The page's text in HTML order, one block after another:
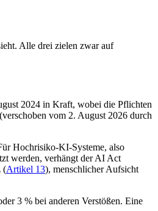
Alle drei zielen zwar auf
2024 in Kraft, wobei die Pflichten
(verschoben vom 2. August 2026 durch
Hochrisiko-KI-Systeme, also
werden, verhängt der AI Act
(Artikel 13), menschlicher Aufsicht
3 % bei anderen Verstößen. Eine